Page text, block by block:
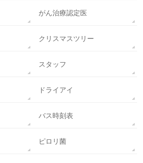
がん治療認定医
クリスマスツリー
スタッフ
ドライアイ
バス時刻表
ピロリ菌